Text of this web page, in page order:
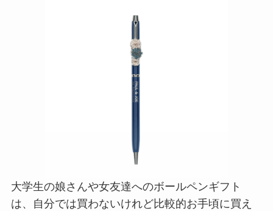
大学生の娘さんや女友達へのボールペンギフト
は、自分では買わないけれど比較的お手頃に買え